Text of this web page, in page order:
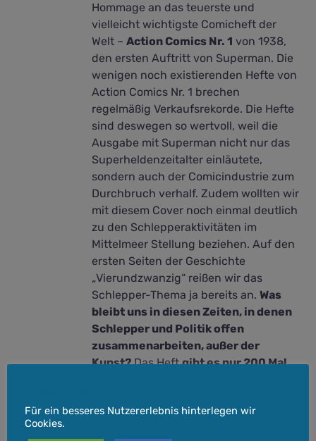
Hommage an das teuerste und
vielleicht wichtigste Comicheft der
Welt –Action Comics Nr. 1 von 1938,
den ersten Auftritt von Superman. Die
wenigen noch existierenden Hefte von
Action Comics Nr. 1 brechen
regelmäßig Verkaufsrekorde. Die Hefte
sind deswegen so wertvoll, weil die
Ausgabe mit Superman nicht nur das
Superheldenzeitalter einläutete,
sondern auch der Comicindustrie zum
Durchbruch verhalf. Zudem wollten wir
mit diesem Cover noch einmal deutlich
zu den Schlepperaktivitäten im
Mittelmeer Stellung beziehen. Auf den
ersten Seiten der Geschichte
„Vierundzwanzig“ reißen wir das
Schlepper-Thema ja bereits an.Was
bleibt uns in diesen Zeiten, in denen
Schlepper und Politik offen
zusammenarbeiten, außer der
Kunst?Das Heftgibt es nur 200 Mal
klassischen Helden aufgewachsen sind
Für ein besseres Nutzererlebnis hinterlegen wir
Cookies.